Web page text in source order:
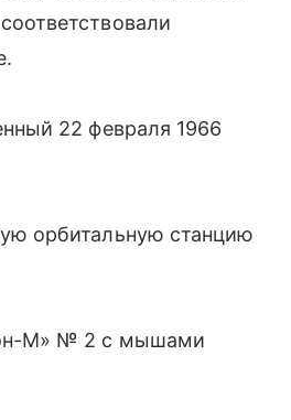
22 февраля 1966
орбитальную станцию
М» № 2 с мышами